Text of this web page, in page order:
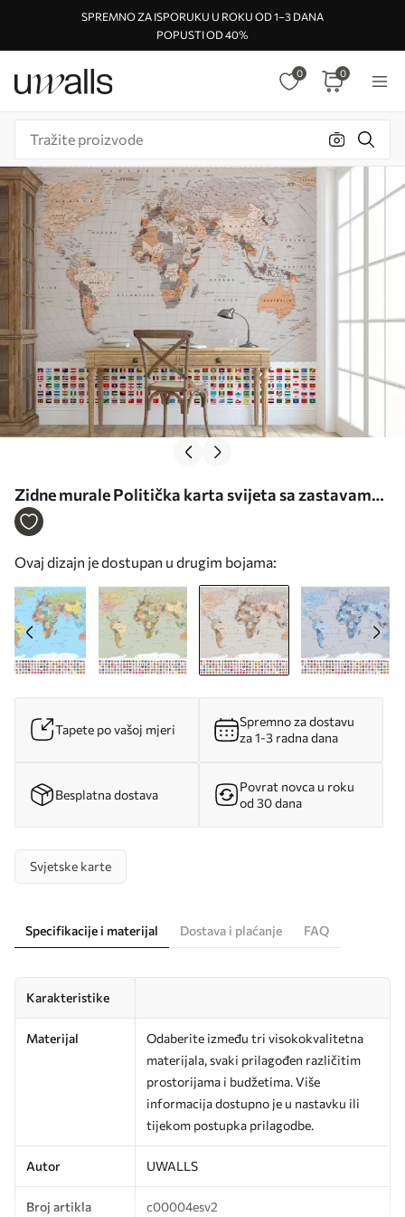
SPREMNO ZA ISPORUKU U ROKU OD 1–3 DANA
POPUSTI OD 40%
0 0
Zidne murale Politička karta svijeta sa zastavama
u nijansama smeđe i bež boje na španjolskom jeziku
Ovaj dizajn je dostupan u drugim bojama:
Tapete po vašoj mjeri
Spremno za dostavu
za 1-3 radna dana
Besplatna dostava
Povrat novca u roku
od 30 dana
Svjetske karte
Specifikacije i materijal Dostava i plaćanje FAQ
Karakteristike
Materijal
Odaberite između tri visokokvalitetna
materijala, svaki prilagođen različitim
prostorijama i budžetima. Više
informacija dostupno je u nastavku ili
tijekom postupka prilagodbe.
Autor UWALLS
Broj artikla c00004esv2